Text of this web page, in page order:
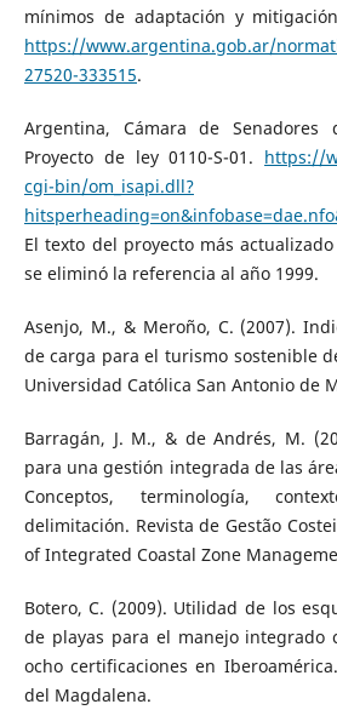
mínimos de adaptación y
https://www.argentina.gob.ar/
27520-333515.
Argentina, Cámara de Senadores
Proyecto de ley 0110-S-01. https://
cgi-bin/om_isapi.dll?
El texto del proyecto más
se eliminó la referencia al año 1999.
Asenjo, M., & Meroño, C. (2007).
de carga para el turismo sostenible
Universidad Católica San Antonio de
Barragán, J. M., & de Andrés, M.
para una gestión integrada de las
Conceptos, terminología,
delimitación. Revista de Gestão
of Integrated Coastal Zone
Botero, C. (2009). Utilidad de los
de playas para el manejo integrado
ocho certificaciones en
del Magdalena.